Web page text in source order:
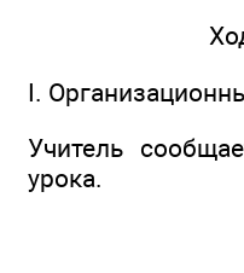
I.
Учитель
урока.